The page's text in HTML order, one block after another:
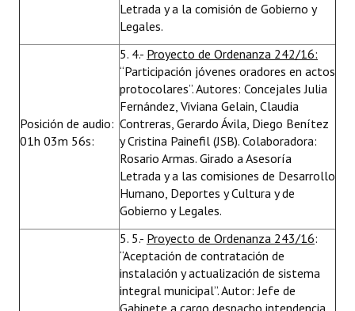
Letrada y a la comisión de Gobierno y
Legales.
Posición de audio:
01h 03m 56s:
5. 4.- Proyecto de Ordenanza 242/16:
“Participación jóvenes oradores en actos
protocolares”. Autores: Concejales Julia
Fernández, Viviana Gelain, Claudia
Contreras, Gerardo Ávila, Diego Benítez
y Cristina Painefil (JSB). Colaboradora:
Rosario Armas. Girado a Asesoría
Letrada y a las comisiones de Desarrollo
Humano, Deportes y Cultura y de
Gobierno y Legales.
5. 5.- Proyecto de Ordenanza 243/16:
“Aceptación de contratación de
instalación y actualización de sistema
integral municipal”. Autor: Jefe de
Gabinete a cargo despacho intendencia,